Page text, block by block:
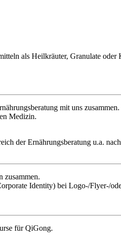
als Heilkräuter, Granulate
mit uns
Medizin.
der Ernährungsberatung u.a.
zusammen.
Identity) bei Logo-/Flyer-/
für QiGong.